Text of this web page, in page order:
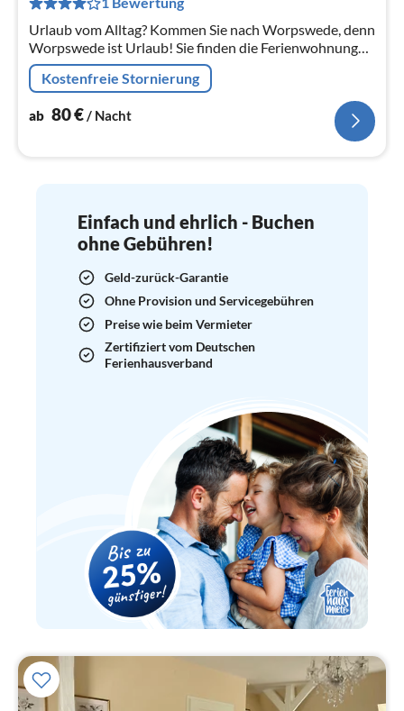
Urlaub vom Alltag? Kommen Sie nach Worpswede, denn
Worpswede ist Urlaub! Sie finden die Ferienwohnung
mitten im Herzen Worpswedes.
Kostenfreie Stornierung
ab 80€/ Nacht
Einfach und ehrlich - Buchen
ohne Gebühren!
Geld-zurück-Garantie
Ohne Provision und Servicegebühren
Preise wie beim Vermieter
Zertifiziert vom Deutschen
Ferienhausverband